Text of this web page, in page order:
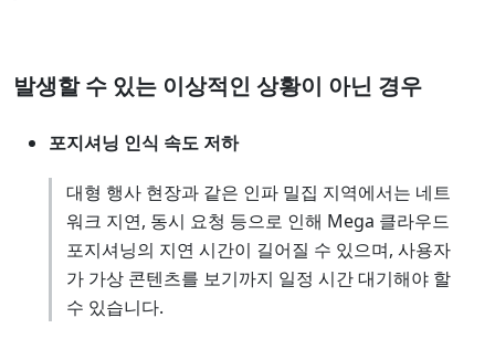
발생할 수 있는 이상적인 상황이 아닌 경우
포지셔닝 인식 속도 저하
대형 행사 현장과 같은 인파 밀집 지역에서는 네트
워크 지연, 동시 요청 등으로 인해 Mega 클라우드
포지셔닝의 지연 시간이 길어질 수 있으며, 사용자
가 가상 콘텐츠를 보기까지 일정 시간 대기해야 할
수 있습니다.